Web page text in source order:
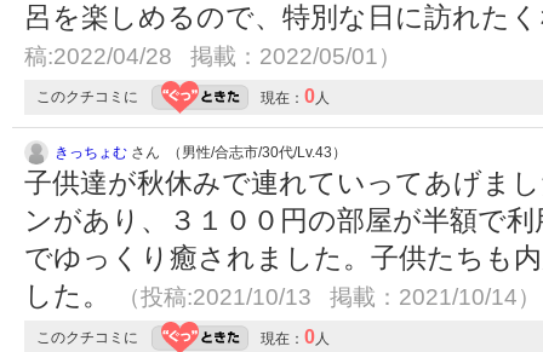
呂を楽しめるので、特別な日に訪れた
稿:2022/04/28 掲載：2022/05/01）
このクチコミに 現在： 0人
きっちょむ さん （男性/合志市/30代/Lv.43）
子供達が秋休みで連れていってあげま
ンがあり、３１００円の部屋が半額で
でゆっくり癒されました。子供たちも
した。
（投稿:2021/10/13 掲載：2021/10/14）
このクチコミに 現在： 0人